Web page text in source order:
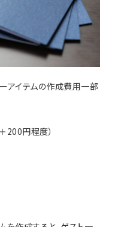
アイテムの作成費用一部
200円程度）